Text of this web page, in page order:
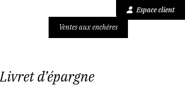
Espace client
Ventes aux enchères
d’épargne